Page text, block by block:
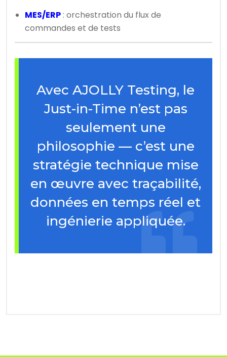
MES/ERP: orchestration du flux de
commandes et de tests
Avec AJOLLY Testing, le
Just-in-Time n’est pas
seulement une
philosophie — c’est une
stratégie technique mise
en œuvre avec traçabilité,
données en temps réel et
ingénierie appliquée.